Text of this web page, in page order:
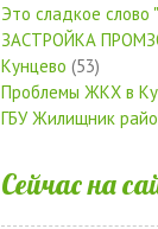
Это сладкое слово
ЗАСТРОЙКА
Кунцево (53)
Проблемы ЖКХ в
ГБУ Жилищник
Сейчас на